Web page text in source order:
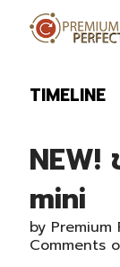
TIMELINE
mini
by Premium
Comments